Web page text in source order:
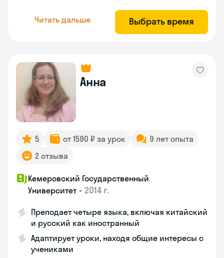
Читать дальше Выбрать время
Анна
5 от 1590 ₽ за урок
9 лет опыта
2 отзыва
Кемеровский Государственный
Университет • 2014 г.
Преподает четыре языка, включая китайский
и русский как иностранный
Адаптирует уроки, находя общие интересы с
учениками